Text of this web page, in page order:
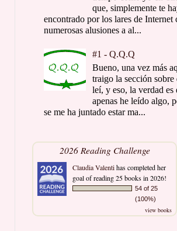
que, simplemente te
encontrado por los lares de Internet
numerosas alusiones a al...
#1 - Q.Q.Q
Bueno, una vez más
traigo la sección sobre
leí, y eso, la verdad es
apenas he leído algo,
se me ha juntado estar ma...
2026 Reading Challenge
Claudia Valentihas completed her
goal of reading 25 books in 2026!
54 of 25
(100%)
view books